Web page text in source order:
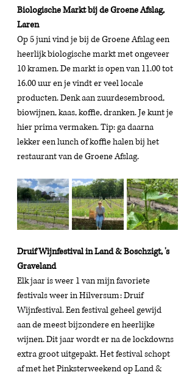
Biologische Markt bij de Groene Afslag,
Laren
Op 5 juni vind je bij de Groene Afslag een
heerlijk biologische markt met ongeveer
10 kramen. De markt is open van 11.00 tot
16.00 uur en je vindt er veel locale
producten. Denk aan zuurdesembrood,
biowijnen, kaas, koffie, dranken. Je kunt je
hier prima vermaken. Tip: ga daarna
lekker een lunch of koffie halen bij het
restaurant van de Groene Afslag.
Druif Wijnfestival in Land & Boschzigt, 's
Graveland
Elk jaar is weer 1 van mijn favoriete
festivals weer in Hilversum: Druif
Wijnfestival. Een festival geheel gewijd
aan de meest bijzondere en heerlijke
wijnen. Dit jaar wordt er na de lockdowns
extra groot uitgepakt. Het festival schopt
af met het Pinksterweekend op Land &